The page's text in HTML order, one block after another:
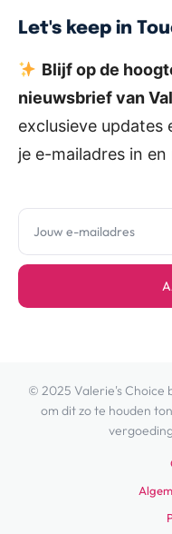
Let's keep in
Blijf op de
nieuwsbrief van
exclusieve updates
je e-mailadres in en
© 2025 Valerie's Choice
om dit zo te houden